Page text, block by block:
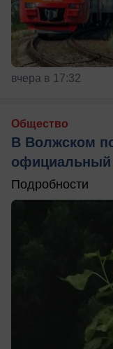
вчера в 17:32
Общество
В Волжском
официальный
Подробности